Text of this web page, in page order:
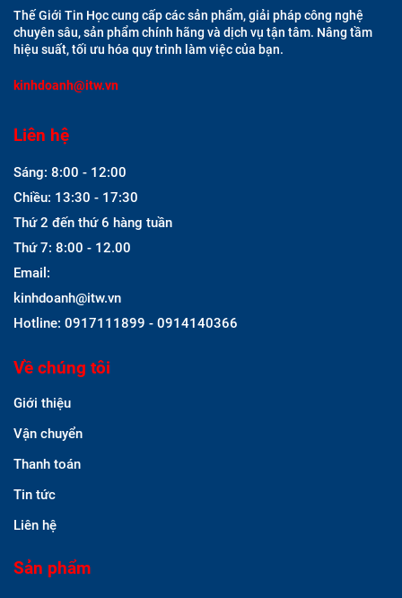
Thế Giới Tin Học cung cấp các sản phẩm, giải pháp công nghệ
chuyên sâu, sản phẩm chính hãng và dịch vụ tận tâm. Nâng tầm
hiệu suất, tối ưu hóa quy trình làm việc của bạn.
kinhdoanh@itw.vn
Liên hệ
Sáng: 8:00 - 12:00
Chiều: 13:30 - 17:30
Thứ 2 đến thứ 6 hàng tuần
Thứ 7: 8:00 - 12.00
Email:
kinhdoanh@itw.vn
Hotline: 0917111899 - 0914140366
Về chúng tôi
Giới thiệu
Vận chuyển
Thanh toán
Tin tức
Liên hệ
Sản phẩm